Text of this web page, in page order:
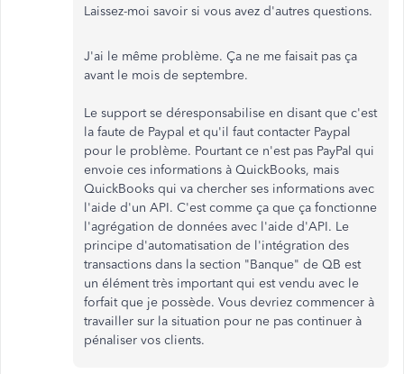
Laissez-moi savoir si vous avez d'autres questions.
J'ai le même problème. Ça ne me faisait pas ça
avant le mois de septembre.
Le support se déresponsabilise en disant que c'est
la faute de Paypal et qu'il faut contacter Paypal
pour le problème. Pourtant ce n'est pas PayPal qui
envoie ces informations à QuickBooks, mais
QuickBooks qui va chercher ses informations avec
l'aide d'un API. C'est comme ça que ça fonctionne
l'agrégation de données avec l'aide d'API. Le
principe d'automatisation de l'intégration des
transactions dans la section "Banque" de QB est
un élément très important qui est vendu avec le
forfait que je possède. Vous devriez commencer à
travailler sur la situation pour ne pas continuer à
pénaliser vos clients.